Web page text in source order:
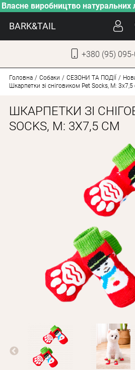
Власне виробництво натуральних
BARK&TAIL
+380 (95)
ДОГЛЯД
ВЛАСНЕ
НОВИНКИ
АКЦІЇ
ДЛЯ
Оплата і
Програма
Про Нас
Оптовим
Контакти
+380 (95)
Головна Собаки СЕЗОНИ ТА ПОДІЇ
Шкарпетки зі сніговиком Pet Socks, M: 3х7,5
ШКАРПЕТКИ ЗІ
SOCKS, M: 3Х7,5 СМ